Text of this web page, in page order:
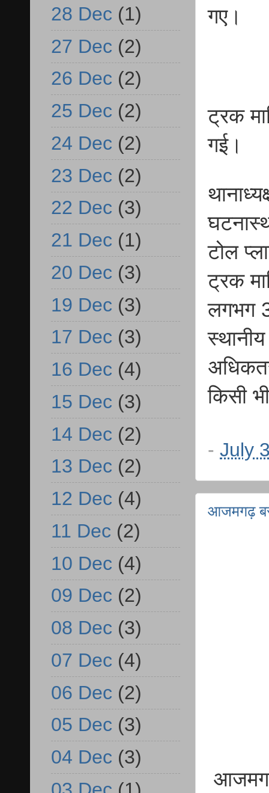
गए।
ट्रक
गई।
टोल
ट्रक
लगभग
किसी
- July
आजमगढ़
28 Dec (1)
27 Dec (2)
26 Dec (2)
25 Dec (2)
24 Dec (2)
23 Dec (2)
22 Dec (3)
21 Dec (1)
20 Dec (3)
19 Dec (3)
17 Dec (3)
16 Dec (4)
15 Dec (3)
14 Dec (2)
13 Dec (2)
12 Dec (4)
11 Dec (2)
10 Dec (4)
09 Dec (2)
08 Dec (3)
07 Dec (4)
06 Dec (2)
05 Dec (3)
04 Dec (3)